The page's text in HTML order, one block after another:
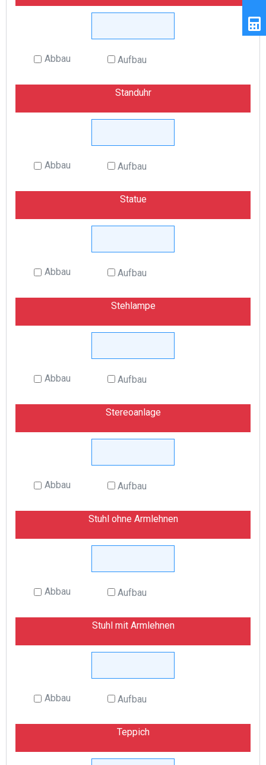
Abbau Aufbau
Standuhr
Abbau Aufbau
Statue
Abbau Aufbau
Stehlampe
Abbau Aufbau
Stereoanlage
Abbau Aufbau
Stuhl ohne Armlehnen
Abbau Aufbau
Stuhl mit Armlehnen
Abbau Aufbau
Teppich